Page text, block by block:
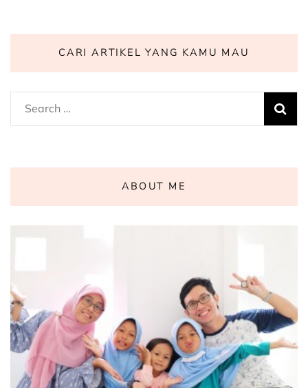
CARI ARTIKEL YANG KAMU MAU
Search
for:
ABOUT ME